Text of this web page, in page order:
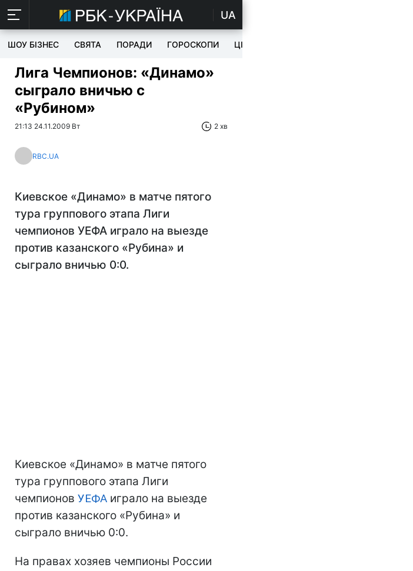
UA
ШОУ БІЗНЕС СВЯТА ПОРАДИ ГОРОСКОПИ ЦІКАВЕ
Лига Чемпионов: «Динамо»
сыграло вничью с
«Рубином»
21:13 24.11.2009 Вт 2 хв
RBC.UA
Киевское «Динамо» в матче пятого
тура группового этапа Лиги
чемпионов УЕФА играло на выезде
против казанского «Рубина» и
сыграло вничью 0:0.
Киевское «Динамо» в матче пятого
тура группового этапа Лиги
чемпионов УЕФА играло на выезде
против казанского «Рубина» и
сыграло вничью 0:0.
На правах хозяев чемпионы России